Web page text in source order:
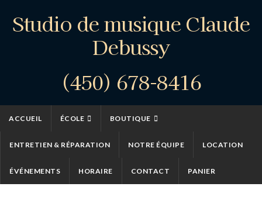
Studio de musique Claude
Debussy
(450) 678-8416
ACCUEIL ÉCOLE BOUTIQUE
ENTRETIEN & RÉPARATION NOTRE ÉQUIPE LOCATION
ÉVÉNEMENTS HORAIRE CONTACT PANIER